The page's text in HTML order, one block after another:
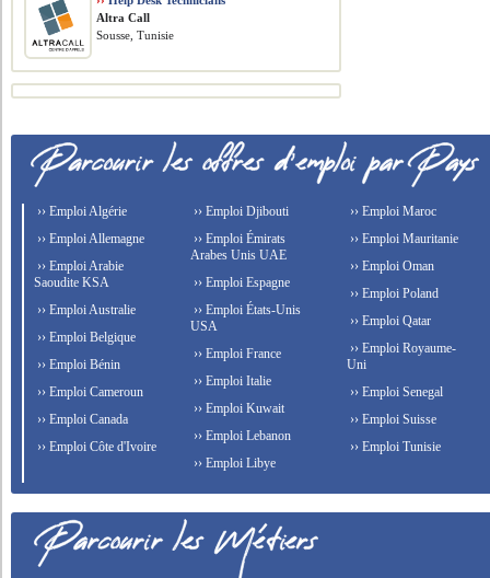
Altra Call
Sousse, Tunisie
›› Emploi Algérie
›› Emploi Allemagne
›› Emploi Arabie
Saoudite KSA
›› Emploi Australie
›› Emploi Belgique
›› Emploi Bénin
›› Emploi Cameroun
›› Emploi Canada
›› Emploi Côte d'Ivoire
›› Emploi Djibouti
›› Emploi Émirats
Arabes Unis UAE
›› Emploi Espagne
›› Emploi États-Unis
USA
›› Emploi France
›› Emploi Italie
›› Emploi Kuwait
›› Emploi Lebanon
›› Emploi Libye
›› Emploi Maroc
›› Emploi Mauritanie
›› Emploi Oman
›› Emploi Poland
›› Emploi Qatar
›› Emploi Royaume-
Uni
›› Emploi Senegal
›› Emploi Suisse
›› Emploi Tunisie